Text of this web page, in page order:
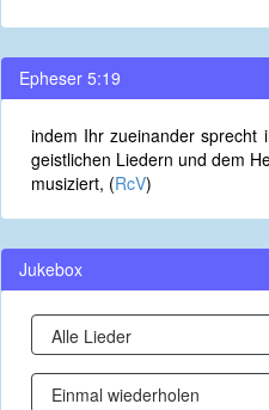
Epheser 5:19
indem Ihr zueinander sprecht
geistlichen Liedern und dem
musiziert, (RcV)
Jukebox